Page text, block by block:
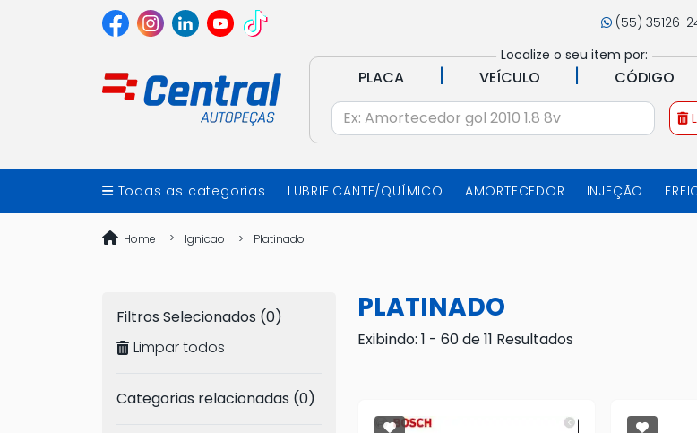
(55) 35126-
Localize o seu item por:
PLACA | VEÍCULO | CÓDIGO
Todas as categorias LUBRIFICANTE/QUÍMICO AMORTECEDOR INJEÇÃO
Home Ignicao Platinado
Filtros Selecionados (0)
Limpar todos
Categorias relacionadas (0)
PLATINADO
Exibindo: 1 - 60 de 11 Resultados